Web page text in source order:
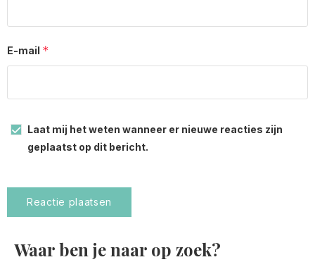
E-mail *
Laat mij het weten wanneer er nieuwe reacties zijn
geplaatst op dit bericht.
Waar ben je naar op zoek?